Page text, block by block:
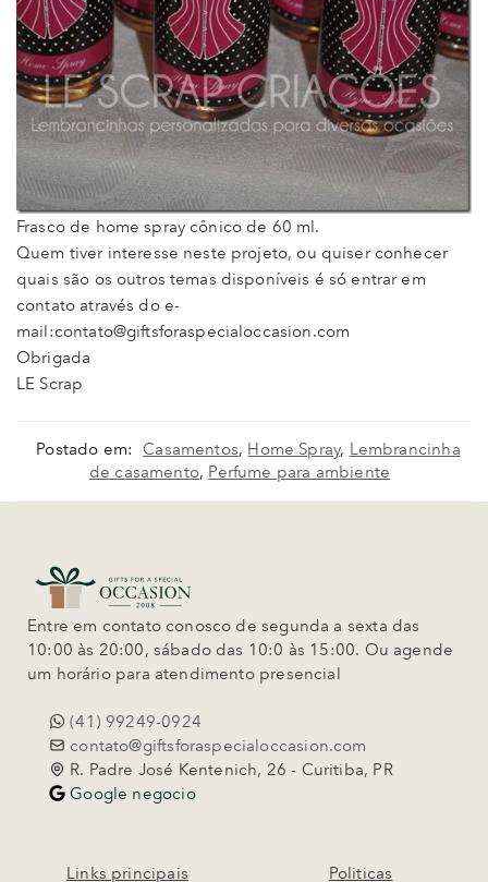
Frasco de home spray cônico de 60 ml.
Quem tiver interesse neste projeto, ou quiser conhecer
quais são os outros temas disponíveis é só entrar em
contato através do e-
mail:contato@giftsforaspecialoccasion.com
Obrigada
LE Scrap
Postado em: Casamentos, Home Spray, Lembrancinha
de casamento, Perfume para ambiente
Entre em contato conosco de segunda a sexta das
10:00 às 20:00, sábado das 10:0 às 15:00. Ou agende
um horário para atendimento presencial
(41) 99249-0924
contato@giftsforaspecialoccasion.com
R. Padre José Kentenich, 26 - Curitiba, PR
Google negocio
Links principais Politicas